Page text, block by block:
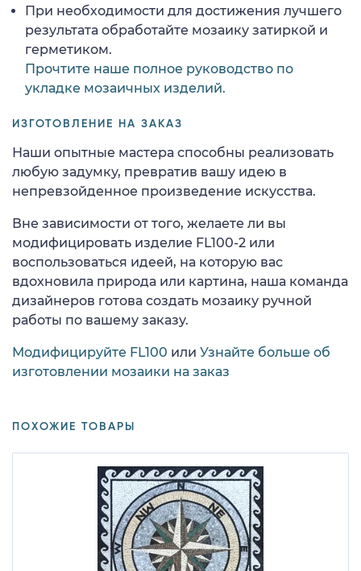
При необходимости для достижения лучшего
результата обработайте мозаику затиркой и
герметиком.
Прочтите наше полное руководство по
укладке мозаичных изделий.
ИЗГОТОВЛЕНИЕ НА ЗАКАЗ
Наши опытные мастера способны реализовать
любую задумку, превратив вашу идею в
непревзойденное произведение искусства.
Вне зависимости от того, желаете ли вы
модифицировать изделие FL100-2 или
воспользоваться идеей, на которую вас
вдохновила природа или картина, наша команда
дизайнеров готова создать мозаику ручной
работы по вашему заказу.
Модифицируйте FL100 или Узнайте больше об
изготовлении мозаики на заказ
ПОХОЖИЕ ТОВАРЫ